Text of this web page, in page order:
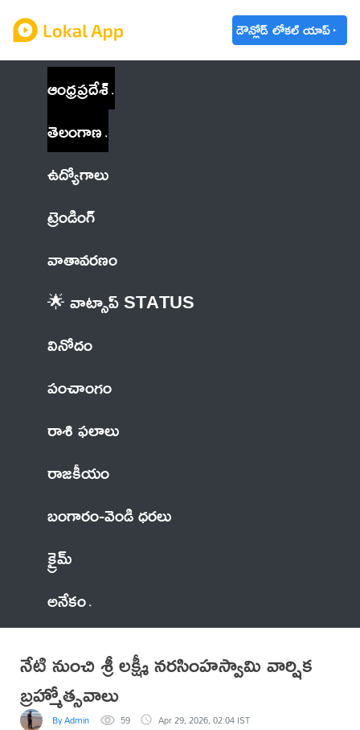
డౌన్లోడ్ లోకల్ యాప్
ఆంధ్రప్రదేశ్
తెలంగాణ
ఉద్యోగాలు
ట్రెండింగ్
వాతావరణం
🌟 వాట్సాప్ STATUS
వినోదం
పంచాంగం
రాశి ఫలాలు
రాజకీయం
బంగారం-వెండి ధరలు
క్రైమ్
అనేకం
నేటి నుంచి శ్రీ లక్ష్మీ నరసింహస్వామి వార్షిక
బ్రహ్మోత్సవాలు
By Admin 59 Apr 29, 2026, 02:04 IST